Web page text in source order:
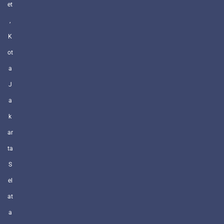
et
,
K
ot
a
J
a
k
ar
ta
S
el
at
a